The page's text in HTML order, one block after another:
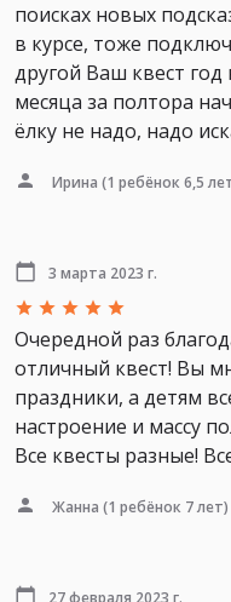
поисках новых
в курсе, тоже
другой Ваш квест год
месяца за полтора
ёлку не надо, надо
Ирина (1 ребёнок 6,5
3 марта 2023 г.
Очередной раз
отличный квест! Вы
праздники, а детям
настроение и массу
Все квесты разные!
Жанна (1 ребёнок 7 лет)
27 февраля 2023 г.